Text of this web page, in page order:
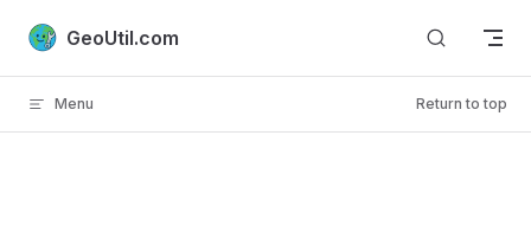
Skip to content
GeoUtil.com
Menu Return to top